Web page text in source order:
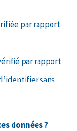
par rapport
par rapport
sans
données ?